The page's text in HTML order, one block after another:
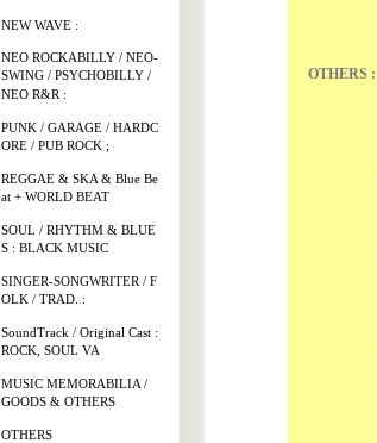
NEW WAVE :
NEO ROCKABILLY / NEO-
SWING / PSYCHOBILLY /
NEO R&R :
PUNK / GARAGE / HARDC
ORE / PUB ROCK ;
REGGAE & SKA & Blue Be
at + WORLD BEAT
SOUL / RHYTHM & BLUE
S : BLACK MUSIC
SINGER-SONGWRITER / F
OLK / TRAD. :
SoundTrack / Original Cast :
ROCK, SOUL VA
MUSIC MEMORABILIA /
GOODS & OTHERS
OTHERS
OTHERS :